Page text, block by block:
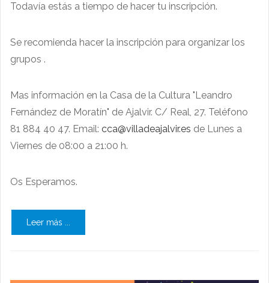
Todavía estás a tiempo de hacer tu inscripción.
Se recomienda hacer la inscripción para organizar los
grupos .
Mas información en la Casa de la Cultura "Leandro
Fernández de Moratín" de Ajalvir. C/ Real, 27. Teléfono
81 884 40 47. Email: cca@villadeajalvir.es de Lunes a
Viernes de 08:00 a 21:00 h.
Os Esperamos.
Leer más ...